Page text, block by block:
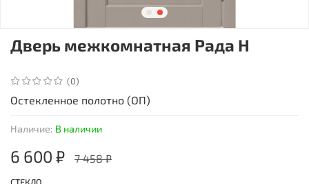
(0)
Наличие: В наличии
Дверь межкомнатная Рада Н
6 600 ₽ 7 458 ₽
СТЕКЛО
Остекленное полотно (ОП)